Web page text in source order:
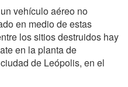
vehículo aéreo no
en medio de estas
los sitios destruidos hay
en la planta de
de Leópolis, en el